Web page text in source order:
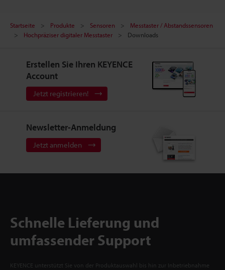
Startseite Produkte Sensoren
Messtaster / Abstandssensoren
Hochpräziser digitaler Messtaster
Downloads
Erstellen Sie Ihren KEYENCE
Account
Jetzt registrieren!
Newsletter-Anmeldung
Jetzt anmelden
Schnelle Lieferung und
umfassender Support
KEYENCE unterstützt Sie von der Produktauswahl bis hin zur Inbetriebnahme